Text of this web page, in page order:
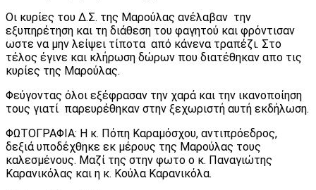
Οι κυρίες του Δ.Σ. της Μαρούλας ανέλαβαν την
εξυπηρέτηση και τη διάθεση του φαγητού και φρόντισαν
ωστε να μην λείψει τίποτα από κάνενα τραπέζι. Στο
τέλος έγινε και κλήρωση δώρων που διατέθηκαν απο τις
κυρίες της Μαρούλας.
Φεύγοντας όλοι εξέφρασαν την χαρά και την ικανοποίηση
τους γιατί παρευρέθηκαν στην ξεχωριστή αυτή εκδήλωση.
ΦΩΤΟΓΡΑΦΙΑ: Η κ. Πόπη Καραμόσχου, αντιπρόεδρος,
δεξιά υποδέχθηκε εκ μέρους της Μαρούλας τους
καλεσμένους. Μαζί της στην φωτο ο κ. Παναγιώτης
Καρανικόλας και η κ. Κούλα Καρανικόλα.